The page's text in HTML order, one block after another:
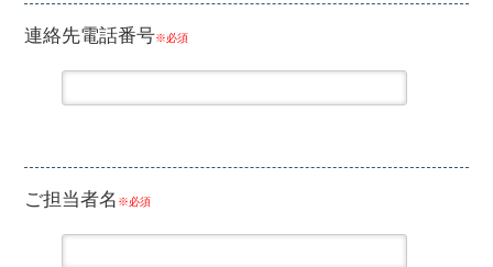
連絡先電話番号※必須
ご担当者名 ※必須